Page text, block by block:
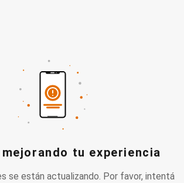
tu experiencia
se están actualizando. Por favor, intentá